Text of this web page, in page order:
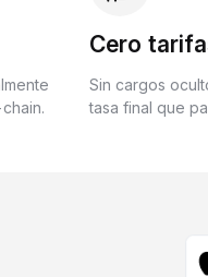
Cero
Sin cargos
tasa final que